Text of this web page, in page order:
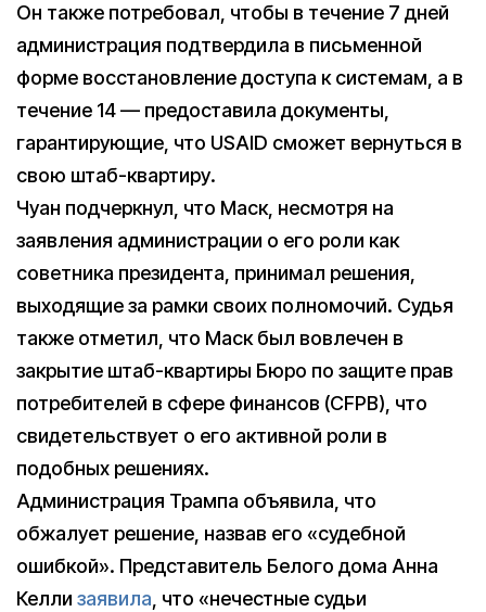
Он также потребовал, чтобы в течение 7 дней
администрация подтвердила в письменной
форме восстановление доступа к системам, а в
течение 14 — предоставила документы,
гарантирующие, что USAID сможет вернуться в
свою штаб-квартиру.
Чуан подчеркнул, что Маск, несмотря на
заявления администрации о его роли как
советника президента, принимал решения,
выходящие за рамки своих полномочий. Судья
также отметил, что Маск был вовлечен в
закрытие штаб-квартиры Бюро по защите прав
потребителей в сфере финансов (CFPB), что
свидетельствует о его активной роли в
подобных решениях.
Администрация Трампа объявила, что
обжалует решение, назвав его «судебной
ошибкой». Представитель Белого дома Анна
Келли заявила, что «нечестные судьи